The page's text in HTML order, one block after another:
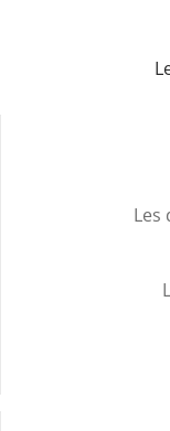
Les